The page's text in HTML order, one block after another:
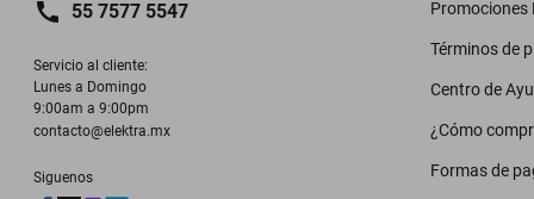
55 7577 5547
Servicio al cliente:
Lunes a Domingo
9:00am a 9:00pm
contacto@elektra.mx
Siguenos
Promociones
Términos de
Centro de
¿Cómo
Formas de